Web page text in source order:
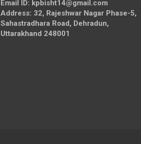
Email ID: kpbisht14@gmail.com
Address: 32, Rajeshwar Nagar Phase-5,
Sahastradhara Road, Dehradun,
Uttarakhand 248001